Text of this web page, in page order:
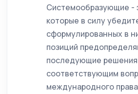
Системообразующие -
которые в силу
сформулированных в
позиций
последующие
соответствующим
международного